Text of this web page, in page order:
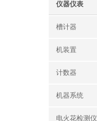
仪器仪表
槽计器
机装置
计数器
机器系统
电火花检测仪